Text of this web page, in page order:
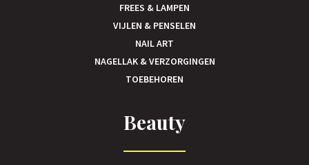
FREES & LAMPEN
VIJLEN & PENSELEN
NAIL ART
NAGELLAK & VERZORGINGEN
TOEBEHOREN
Beauty